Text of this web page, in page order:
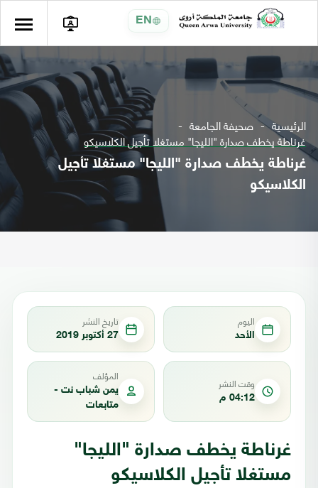
EN
الرئيسية صحيفة الجامعة
غرناطة يخطف صدارة "الليجا" مستغلا تأجيل الكلاسيكو
غرناطة يخطف صدارة "الليجا" مستغلا تأجيل
الكلاسيكو
اليوم
الأحد
تاريخ النشر
27 أكتوبر 2019
وقت النشر
04:12 م
المؤلف
يمن شباب نت -
متابعات
غرناطة يخطف صدارة "الليجا"
مستغلا تأجيل الكلاسيكو